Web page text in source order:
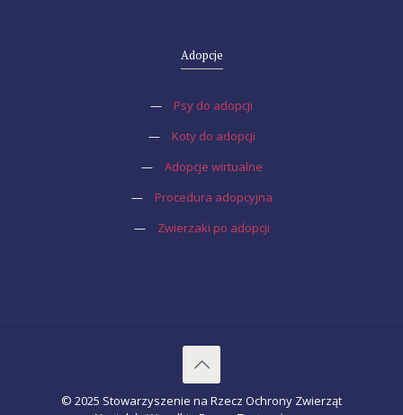
Adopcje
—
Psy do adopcji
—
Koty do adopcji
—
Adopcje wirtualne
—
Procedura adopcyjna
—
Zwierzaki po adopcji
© 2025 Stowarzyszenie na Rzecz Ochrony Zwierząt